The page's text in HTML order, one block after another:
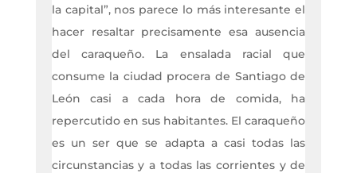
la capital”, nos parece lo más interesante el
hacer resaltar precisamente esa ausencia
del caraqueño. La ensalada racial que
consume la ciudad procera de Santiago de
León casi a cada hora de comida, ha
repercutido en sus habitantes. El caraqueño
es un ser que se adapta a casi todas las
circunstancias y a todas las corrientes y de